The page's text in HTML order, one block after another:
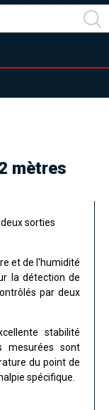
mètres
sorties
et de l'humidité
la détection de
par deux
stabilité
mesurées sont
du point de
spécifique.